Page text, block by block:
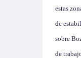
estas
de
sobre
de